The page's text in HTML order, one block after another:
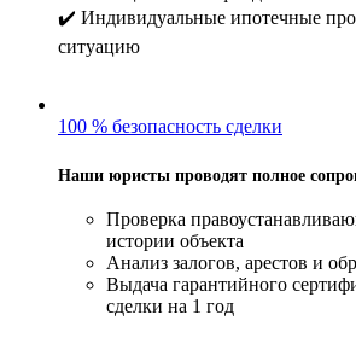
✔️ Индивидуальные ипотечные
ситуацию
100 % безопасность сделки
Наши юристы проводят полное
Проверка
истории объекта
Анализ залогов, арестов и
Выдача гарантийного
сделки на 1 год